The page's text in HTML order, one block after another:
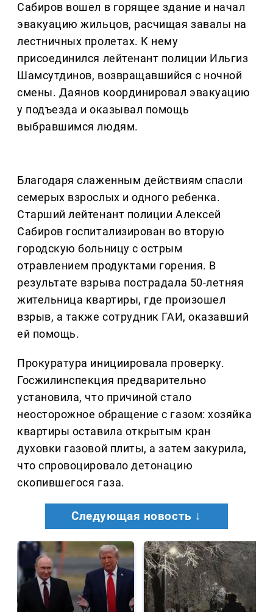
Сабиров вошел в горящее здание и начал
эвакуацию жильцов, расчищая завалы на
лестничных пролетах. К нему
присоединился лейтенант полиции Ильгиз
Шамсутдинов, возвращавшийся с ночной
смены. Даянов координировал эвакуацию
у подъезда и оказывал помощь
выбравшимся людям.
Благодаря слаженным действиям спасли
семерых взрослых и одного ребенка.
Старший лейтенант полиции Алексей
Сабиров госпитализирован во вторую
городскую больницу с острым
отравлением продуктами горения. В
результате взрыва пострадала 50-летняя
жительница квартиры, где произошел
взрыв, а также сотрудник ГАИ, оказавший
ей помощь.
Прокуратура инициировала проверку.
Госжилинспекция предварительно
установила, что причиной стало
неосторожное обращение с газом: хозяйка
квартиры оставила открытым кран
духовки газовой плиты, а затем закурила,
что спровоцировало детонацию
скопившегося газа.
Следующая новость ↓